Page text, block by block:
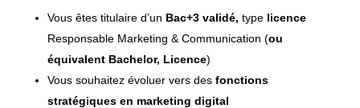
Vous êtes titulaire d’un Bac+3 validé, type licence
Responsable Marketing & Communication (ou
équivalent Bachelor, Licence)
Vous souhaitez évoluer vers des fonctions
stratégiques en marketing digital